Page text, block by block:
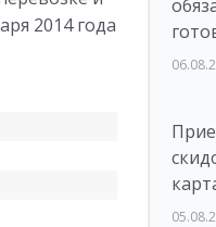
2014 года